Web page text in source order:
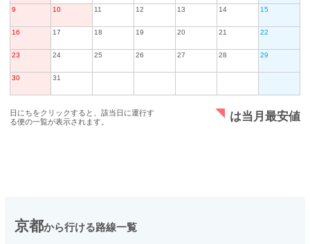
9 10 11 12 13 14 15
16 17 18 19 20 21 22
23 24 25 26 27 28 29
30 31
日にちをクリックすると、該当日に運行す
る便の一覧が表示されます。
は当月最安値
京都から行ける路線一覧